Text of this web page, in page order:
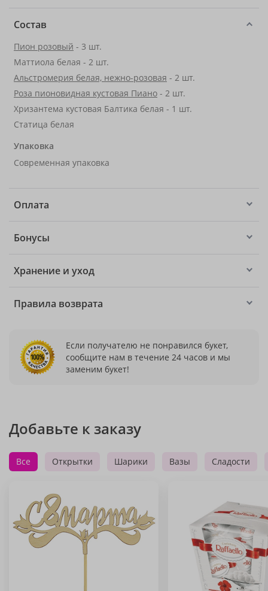
Состав
Пион розовый - 3 шт.
Маттиола белая - 2 шт.
Альстромерия белая, нежно-розовая - 2 шт.
Роза пионовидная кустовая Пиано - 2 шт.
Хризантема кустовая Балтика белая - 1 шт.
Статица белая
Упаковка
Современная упаковка
Оплата
Бонусы
Хранение и уход
Правила возврата
Если получателю не понравился букет,
сообщите нам в течение 24 часов и мы
заменим букет!
Добавьте к заказу
Все Открытки Шарики Вазы Сладости